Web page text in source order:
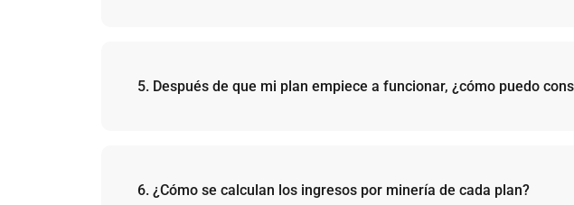
5. Después de que mi plan empiece a funcionar, ¿cómo puedo
6. ¿Cómo se calculan los ingresos por minería de cada plan?